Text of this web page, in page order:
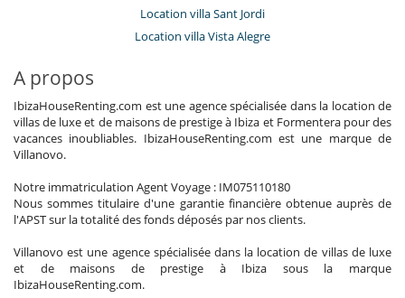
Location villa Sant Jordi
Location villa Vista Alegre
A propos
IbizaHouseRenting.com est une agence spécialisée dans la location de
villas de luxe et de maisons de prestige à Ibiza et Formentera pour des
vacances inoubliables. IbizaHouseRenting.com est une marque de
Villanovo.
Notre immatriculation Agent Voyage : IM075110180
Nous sommes titulaire d'une garantie financière obtenue auprès de
l'APST sur la totalité des fonds déposés par nos clients.
Villanovo est une agence spécialisée dans la location de villas de luxe
et de maisons de prestige à Ibiza sous la marque
IbizaHouseRenting.com.